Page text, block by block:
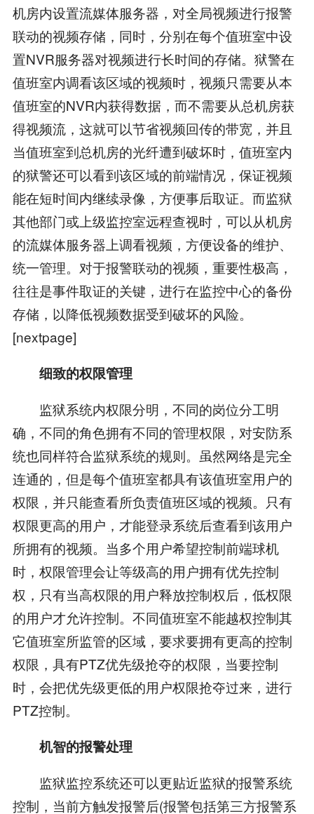
机房内设置流媒体服务器，对全局视频进行报警
联动的视频存储，同时，分别在每个值班室中设
置NVR服务器对视频进行长时间的存储。狱警在
值班室内调看该区域的视频时，视频只需要从本
值班室的NVR内获得数据，而不需要从总机房获
得视频流，这就可以节省视频回传的带宽，并且
当值班室到总机房的光纤遭到破坏时，值班室内
的狱警还可以看到该区域的前端情况，保证视频
能在短时间内继续录像，方便事后取证。而监狱
其他部门或上级监控室远程查视时，可以从机房
的流媒体服务器上调看视频，方便设备的维护、
统一管理。对于报警联动的视频，重要性极高，
往往是事件取证的关键，进行在监控中心的备份
存储，以降低视频数据受到破坏的风险。
[nextpage]
细致的权限管理
监狱系统内权限分明，不同的岗位分工明
确，不同的角色拥有不同的管理权限，对安防系
统也同样符合监狱系统的规则。虽然网络是完全
连通的，但是每个值班室都具有该值班室用户的
权限，并只能查看所负责值班区域的视频。只有
权限更高的用户，才能登录系统后查看到该用户
所拥有的视频。当多个用户希望控制前端球机
时，权限管理会让等级高的用户拥有优先控制
权，只有当高权限的用户释放控制权后，低权限
的用户才允许控制。不同值班室不能越权控制其
它值班室所监管的区域，要求要拥有更高的控制
权限，具有PTZ优先级抢夺的权限，当要控制
时，会把优先级更低的用户权限抢夺过来，进行
PTZ控制。
机智的报警处理
监狱监控系统还可以更贴近监狱的报警系统
控制，当前方触发报警后(报警包括第三方报警系